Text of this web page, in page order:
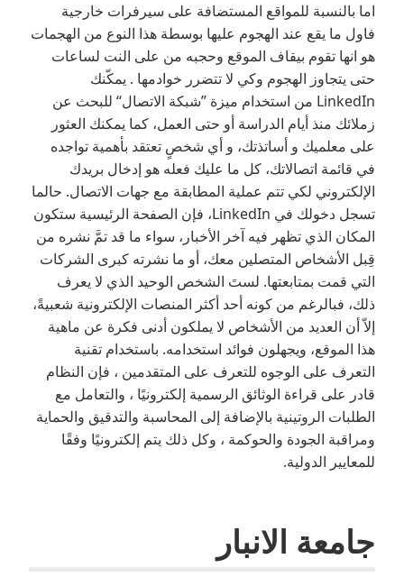
اما بالنسبة للمواقع المستضافة على سيرفرات خارجية
فاول ما يقع عند الهجوم عليها بوسطة هذا النوع من الهجمات
هو انها تقوم بيقاف الموقع وحجبه من على النت لساعات
حتى يتجاوز الهجوم وكي لا تتضرر خوادمها . يمكّنك
LinkedIn من استخدام ميزة ”شبكة الاتصال“ للبحث عن
زملائك منذ أيام الدراسة أو حتى العمل، كما يمكنك العثور
على معلميك و أساتذتك، و أي شخصٍ تعتقد بأهمية تواجده
في قائمة اتصالاتك، كل ما عليك فعله هو إدخال بريدك
الإلكتروني لكي تتم عملية المطابقة مع جهات الاتصال. حالما
تسجل دخولك في LinkedIn، فإن الصفحة الرئيسية ستكون
المكان الذي تظهر فيه آخر الأخبار، سواء ما قد تمَّ نشره من
قِبل الأشخاص المتصلين معك، أو ما نشرته كبرى الشركات
التي قمت بمتابعتها. لستَ الشخص الوحيد الذي لا يعرف
ذلك، فبالرغم من كونه أحد أكثر المنصات الإلكترونية شعبيةً،
إلاّ أن العديد من الأشخاص لا يملكون أدنى فكرة عن ماهية
هذا الموقع، ويجهلون فوائد استخدامه. باستخدام تقنية
التعرف على الوجوه للتعرف على المتقدمين ، فإن النظام
قادر على قراءة الوثائق الرسمية إلكترونيًا ، والتعامل مع
الطلبات الروتينية بالإضافة إلى المحاسبة والتدقيق والحماية
ومراقبة الجودة والحوكمة ، وكل ذلك يتم إلكترونيًا وفقًا
للمعايير الدولية.
جامعة الانبار